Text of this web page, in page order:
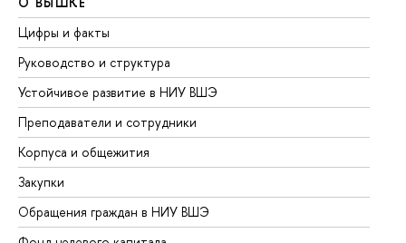
Цифры и факты
Руководство и структура
Устойчивое развитие в НИУ ВШЭ
Преподаватели и сотрудники
Корпуса и общежития
Закупки
Обращения граждан в НИУ ВШЭ